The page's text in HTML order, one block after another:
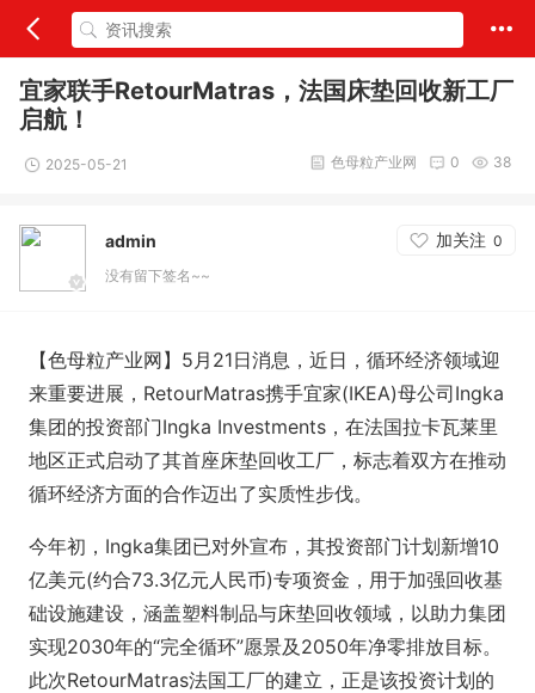
宜家联手RetourMatras，法国床垫回收新工厂
启航！
2025-05-21 38
0
色母粒产业网
admin 加关注 0
没有留下签名~~
【色母粒产业网】5月21日消息，近日，循环经济领域迎
来重要进展，RetourMatras携手宜家(IKEA)母公司Ingka
集团的投资部门Ingka Investments，在法国拉卡瓦莱里
地区正式启动了其首座床垫回收工厂，标志着双方在推动
循环经济方面的合作迈出了实质性步伐。
今年初，Ingka集团已对外宣布，其投资部门计划新增10
亿美元(约合73.3亿元人民币)专项资金，用于加强回收基
础设施建设，涵盖塑料制品与床垫回收领域，以助力集团
实现2030年的“完全循环”愿景及2050年净零排放目标。
此次RetourMatras法国工厂的建立，正是该投资计划的